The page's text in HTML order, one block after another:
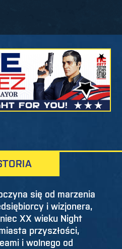
się od marzenia
i wizjonera,
XX wieku Night
przyszłości,
i wolnego od